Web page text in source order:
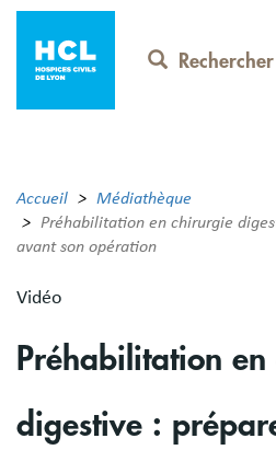
Aller
contenu
principal
Rechercher
Accueil
Médiathèque
Préhabilitation en chirurgie
avant son opération
Vidéo
Préhabilitation
digestive :